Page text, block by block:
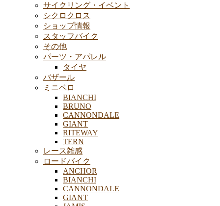
サイクリング・イベント
シクロクロス
ショップ情報
スタッフバイク
その他
パーツ・アパレル
タイヤ
バザール
ミニベロ
BIANCHI
BRUNO
CANNONDALE
GIANT
RITEWAY
TERN
レース雑感
ロードバイク
ANCHOR
BIANCHI
CANNONDALE
GIANT